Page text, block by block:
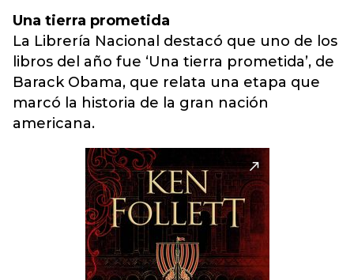
Una tierra prometida
La Librería Nacional destacó que uno de los
libros del año fue ‘Una tierra prometida’, de
Barack Obama, que relata una etapa que
marcó la historia de la gran nación
americana.